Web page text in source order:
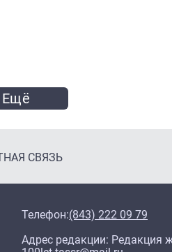
Ещё
СВЯЗЬ
Телефон:(843) 222 09 79
Адрес редакции: Редакция